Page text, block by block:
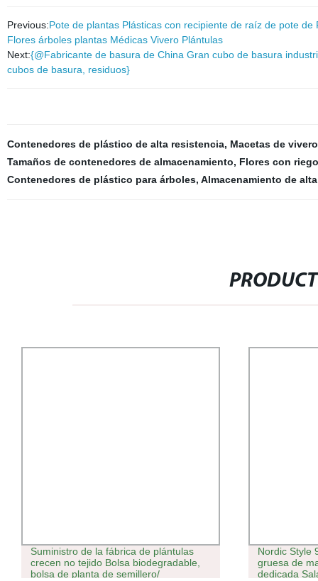
Previous:Pote de plantas Plásticas con recipiente de raíz de pote
Flores árboles plantas Médicas Vivero Plántulas
Next:{@Fabricante de basura de China Gran cubo de basura
cubos de basura, residuos}
Contenedores de plástico de alta resistencia, Macetas de
Tamaños de contenedores de almacenamiento, Flores con
Contenedores de plástico para árboles, Almacenamiento de
Suministro de la fábrica de plántulas
crecen no tejido Bolsa biodegradable,
bolsa de planta de semillero/
Nordic Style
gruesa de
dedicada